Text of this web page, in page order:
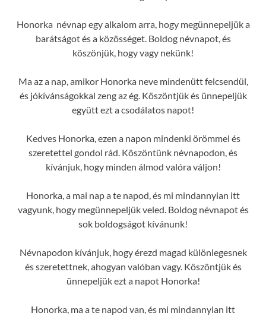
Honorka névnap egy alkalom arra, hogy megünnepeljük a
barátságot és a közösséget. Boldog névnapot, és
köszönjük, hogy vagy nekünk!
Ma az a nap, amikor Honorka neve mindenütt felcsendül,
és jókívánságokkal zeng az ég. Köszöntjük és ünnepeljük
együtt ezt a csodálatos napot!
Kedves Honorka, ezen a napon mindenki örömmel és
szeretettel gondol rád. Köszöntünk névnapodon, és
kívánjuk, hogy minden álmod valóra váljon!
Honorka, a mai nap a te napod, és mi mindannyian itt
vagyunk, hogy megünnepeljük veled. Boldog névnapot és
sok boldogságot kívánunk!
Névnapodon kívánjuk, hogy érezd magad különlegesnek
és szeretettnek, ahogyan valóban vagy. Köszöntjük és
ünnepeljük ezt a napot Honorka!
Honorka, ma a te napod van, és mi mindannyian itt